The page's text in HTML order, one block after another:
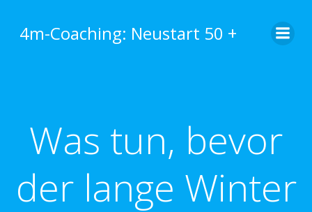
springen
4m-Coaching: Neustart 50 +
Was tun, bevor
der lange Winter